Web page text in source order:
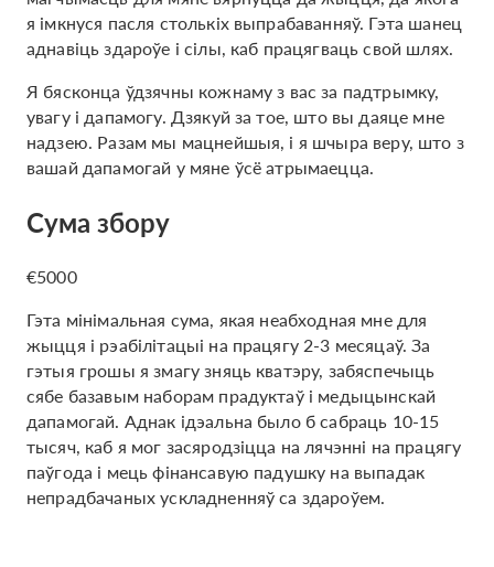
я імкнуся пасля столькіх выпрабаванняў. Гэта шанец
аднавіць здароўе і сілы, каб працягваць свой шлях.
Я бясконца ўдзячны кожнаму з вас за падтрымку,
увагу і дапамогу. Дзякуй за тое, што вы даяце мне
надзею. Разам мы мацнейшыя, і я шчыра веру, што з
вашай дапамогай у мяне ўсё атрымаецца.
Сума збору
€5000
Гэта мінімальная сума, якая неабходная мне для
жыцця і рэабілітацыі на працягу 2-3 месяцаў. За
гэтыя грошы я змагу зняць кватэру, забяспечыць
сябе базавым наборам прадуктаў і медыцынскай
дапамогай. Аднак ідэальна было б сабраць 10-15
тысяч, каб я мог засяродзіцца на лячэнні на працягу
паўгода і мець фінансавую падушку на выпадак
непрадбачаных ускладненняў са здароўем.